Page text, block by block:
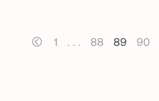
1 . . . 88 89 90